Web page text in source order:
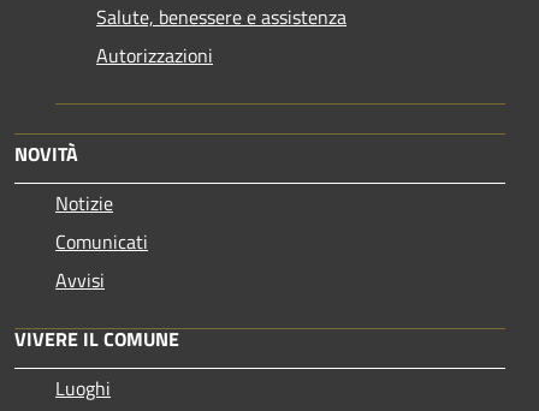
Salute, benessere e assistenza
Autorizzazioni
NOVITÀ
Notizie
Comunicati
Avvisi
VIVERE IL COMUNE
Luoghi